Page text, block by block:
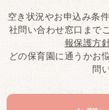
空き状況やお申込み条
社問い合わせ窓口まで
報保護方針
どの保育園に通うかお
問